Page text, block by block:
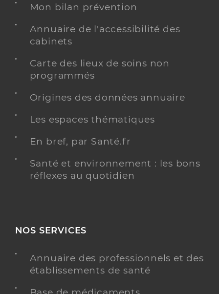
Mon bilan prévention
Annuaire de l'accessibilité des
cabinets
Carte des lieux de soins non
programmés
Origines des données annuaire
Les espaces thématiques
En bref, par Santé.fr
Santé et environnement : les bons
réflexes au quotidien
NOS SERVICES
Annuaire des professionnels et des
établissements de santé